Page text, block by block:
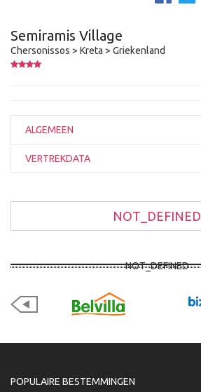
Semiramis Village
Chersonissos > Kreta > Griekenland
ALGEMEEN
VERTREKDATA
NOT_DEFINED
NOT_DEFINED
POPULAIRE BESTEMMINGEN